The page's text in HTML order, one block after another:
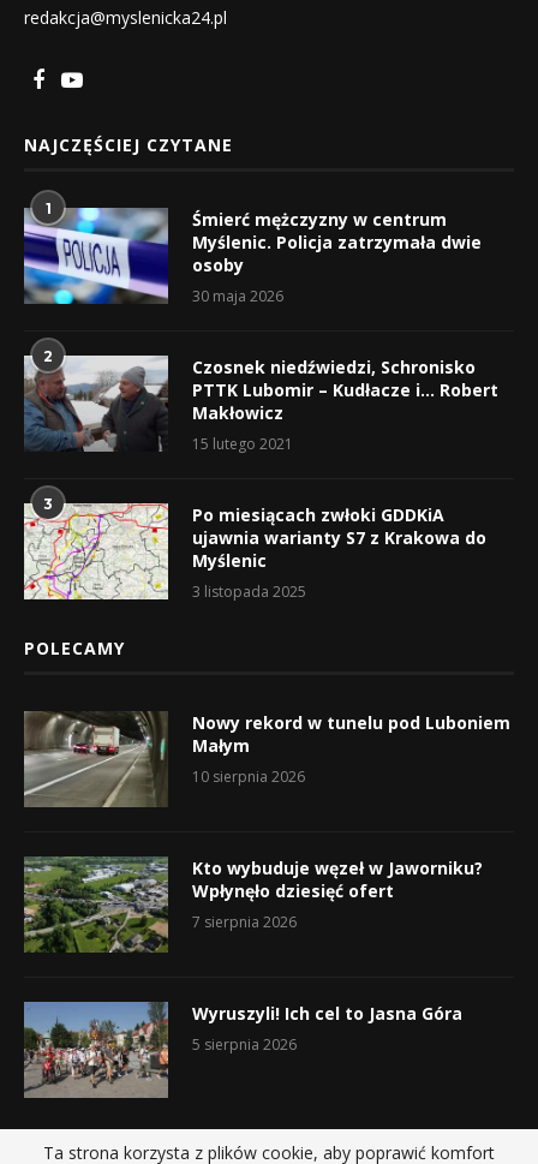
redakcja@myslenicka24.pl
NAJCZĘŚCIEJ CZYTANE
1
Śmierć mężczyzny w centrum
Myślenic. Policja zatrzymała dwie
osoby
30 maja 2026
2
Czosnek niedźwiedzi, Schronisko
PTTK Lubomir – Kudłacze i… Robert
Makłowicz
15 lutego 2021
3
Po miesiącach zwłoki GDDKiA
ujawnia warianty S7 z Krakowa do
Myślenic
3 listopada 2025
POLECAMY
Nowy rekord w tunelu pod Luboniem
Małym
10 sierpnia 2026
Kto wybuduje węzeł w Jaworniku?
Wpłynęło dziesięć ofert
7 sierpnia 2026
Wyruszyli! Ich cel to Jasna Góra
5 sierpnia 2026
Ta strona korzysta z plików cookie, aby poprawić komfort